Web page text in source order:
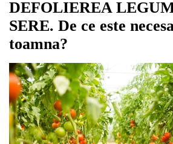
DEFOLIEREA
SERE. De ce este
toamna?